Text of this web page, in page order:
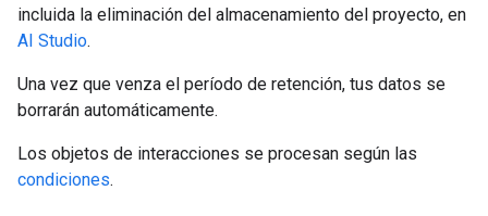
incluida la eliminación del almacenamiento del proyecto, en
AI Studio.
Una vez que venza el período de retención, tus datos se
borrarán automáticamente.
Los objetos de interacciones se procesan según las
condiciones.